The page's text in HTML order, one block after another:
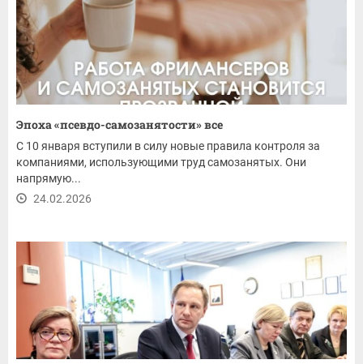
Эпоха «псевдо-самозанятости» все
С 10 января вступили в силу новые правила контроля за
компаниями, использующими труд самозанятых. Они
напрямую...
24.02.2026